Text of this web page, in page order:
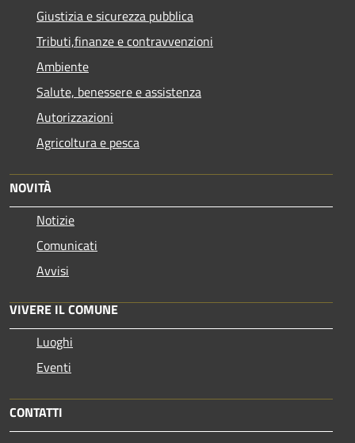
Giustizia e sicurezza pubblica
Tributi,finanze e contravvenzioni
Ambiente
Salute, benessere e assistenza
Autorizzazioni
Agricoltura e pesca
NOVITÀ
Notizie
Comunicati
Avvisi
VIVERE IL COMUNE
Luoghi
Eventi
CONTATTI